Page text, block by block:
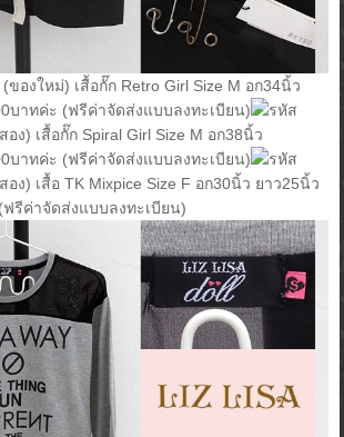
องใหม่) เสื้อกั๊ก Retro Girl Size M อก34นิ้ว
บาทค่ะ (ฟรีค่าจัดส่งแบบลงทะเบียน)
รหัส
ง) เสื้อกั๊ก Spiral Girl Size M อก38นิ้ว
บาทค่ะ (ฟรีค่าจัดส่งแบบลงทะเบียน)
รหัส
ง) เสื้อ TK Mixpice Size F อก30นิ้ว ยาว25นิ้ว
รีค่าจัดส่งแบบลงทะเบียน)